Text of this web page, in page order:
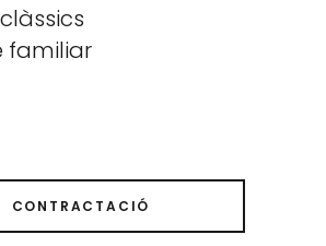
familiar
CONTRACTACIÓ